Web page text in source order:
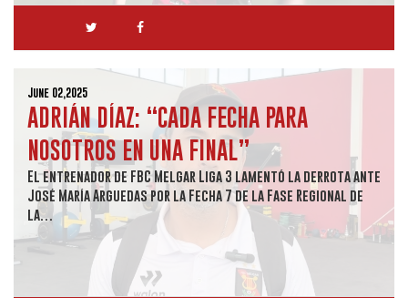
June 02,2025
ADRIÁN DÍAZ: “CADA FECHA PARA
NOSOTROS EN UNA FINAL”
El entrenador de FBC Melgar Liga 3 lamentó la derrota ante
José María Arguedas por la Fecha 7 de la Fase Regional de
la…